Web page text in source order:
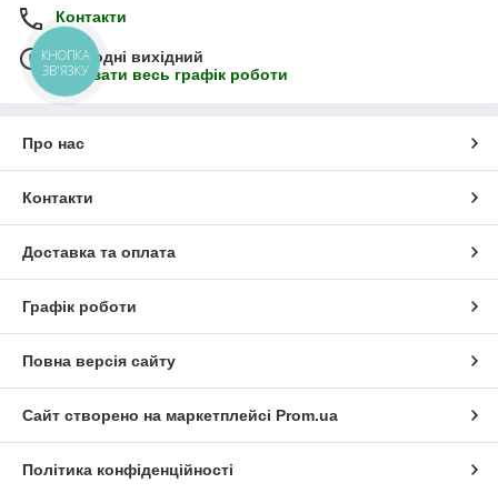
Контакти
Сьогодні вихідний
Показати весь графік роботи
Про нас
Контакти
Доставка та оплата
Графік роботи
Повна версія сайту
Сайт створено на маркетплейсі Prom.ua
Політика конфіденційності
КНОПКА
ЗВ'ЯЗКУ